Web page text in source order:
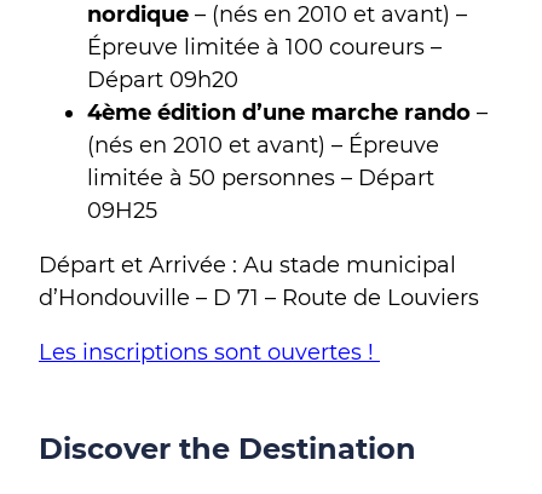
nordique – (nés en 2010 et avant) –
Épreuve limitée à 100 coureurs –
Départ 09h20
4ème édition d’une marche rando –
(nés en 2010 et avant) – Épreuve
limitée à 50 personnes – Départ
09H25
Départ et Arrivée : Au stade municipal
d’Hondouville – D 71 – Route de Louviers
Les inscriptions sont ouvertes !
Discover the Destination